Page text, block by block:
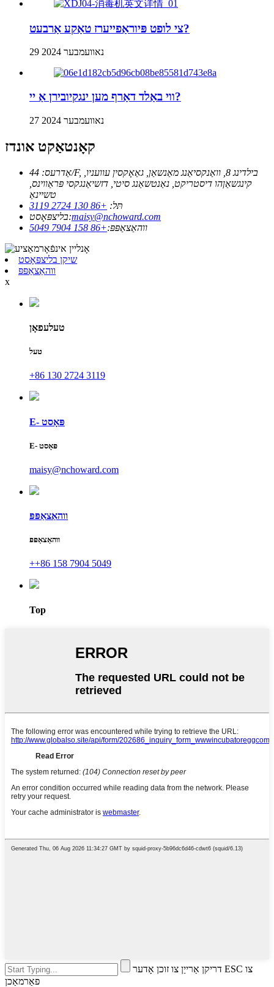
צי לופט פּיוראַפייערז טאַקע אַרבעט?
29 נאוועמבער 2024
ווי באַלד דאַרף מען ינגקיובירן אַ יי?
27 נאוועמבער 2024
קאָנטאַקט אונדז
אַדרעס: 44/F, בילדינג 8, וואַנקסיאַנג מאַנשאַן, גאַאָקסין עוועניו,
קינגשאַןהו דיסטריקט, נאַנטשאַנג סיטי, דזשיאַנגקסי פּראַווינס,
טשיינאַ
תּל: +86 130 2724 3119
בליצפּאָסט:maisy@nchoward.com
ווהאַצאַפּפּ:+86 158 7904 5049
שיקן בליצפּאָסט
ווהאַצאַפּפּ
x
טעלעפאָן
טעל
+86 130 2724 3119
E- פּאָסט
E- פּאָסט
maisy@nchoward.com
ווהאַצאַפּפּ
ווהאַצאַפּפּ
++86 158 7904 5049
Top
דריקן אַרייַן צו זוכן אָדער ESC צו
פאַרמאַכן